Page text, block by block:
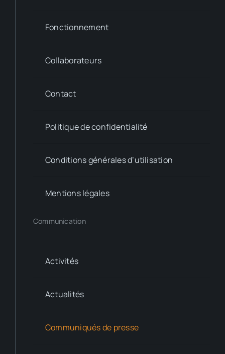
Fonctionnement
Collaborateurs
Contact
Politique de confidentialité
Conditions générales d’utilisation
Mentions légales
Communication
Activités
Actualités
Communiqués de presse